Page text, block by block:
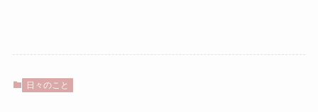
日々のこと